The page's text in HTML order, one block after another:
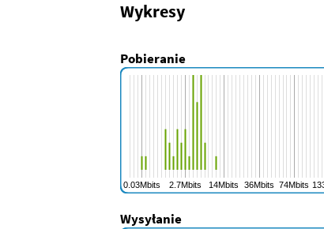
Wykresy
Pobieranie
Wysyłanie